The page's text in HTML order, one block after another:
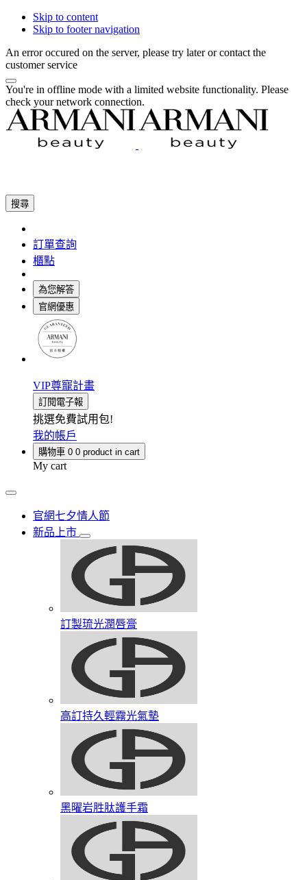
Skip to content
Skip to footer navigation
An error occured on the server, please try later or contact the
customer service
You're in offline mode with a limited website functionality. Please
check your network connection.
搜尋
訂單查詢
櫃點
為您解答
官網優惠
VIP尊寵計畫
訂閱電子報
挑選免費試用包!
我的帳戶
購物車 0 0 product in cart
My cart
官網七夕情人節
新品上市
訂製琉光潤唇膏​
高訂持久輕霧光氣墊
黑曜岩胜肽護手霜​